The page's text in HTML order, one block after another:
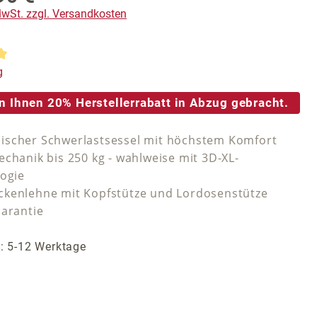
zzgl. Versandkosten
Bewertung von 5 von 5 Sternen
Ihnen 20% Herstellerrabatt in Abzug gebracht.
Schwerlastsessel mit höchstem Komfort
bis 250 kg - wahlweise mit 3D-XL-
mit Kopfstütze und Lordosenstütze
5-12 Werktage